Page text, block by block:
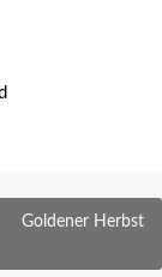
Goldener Herbst